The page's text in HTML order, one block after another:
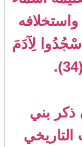
واستخلافه
لِآدَمَ
ذكر بني